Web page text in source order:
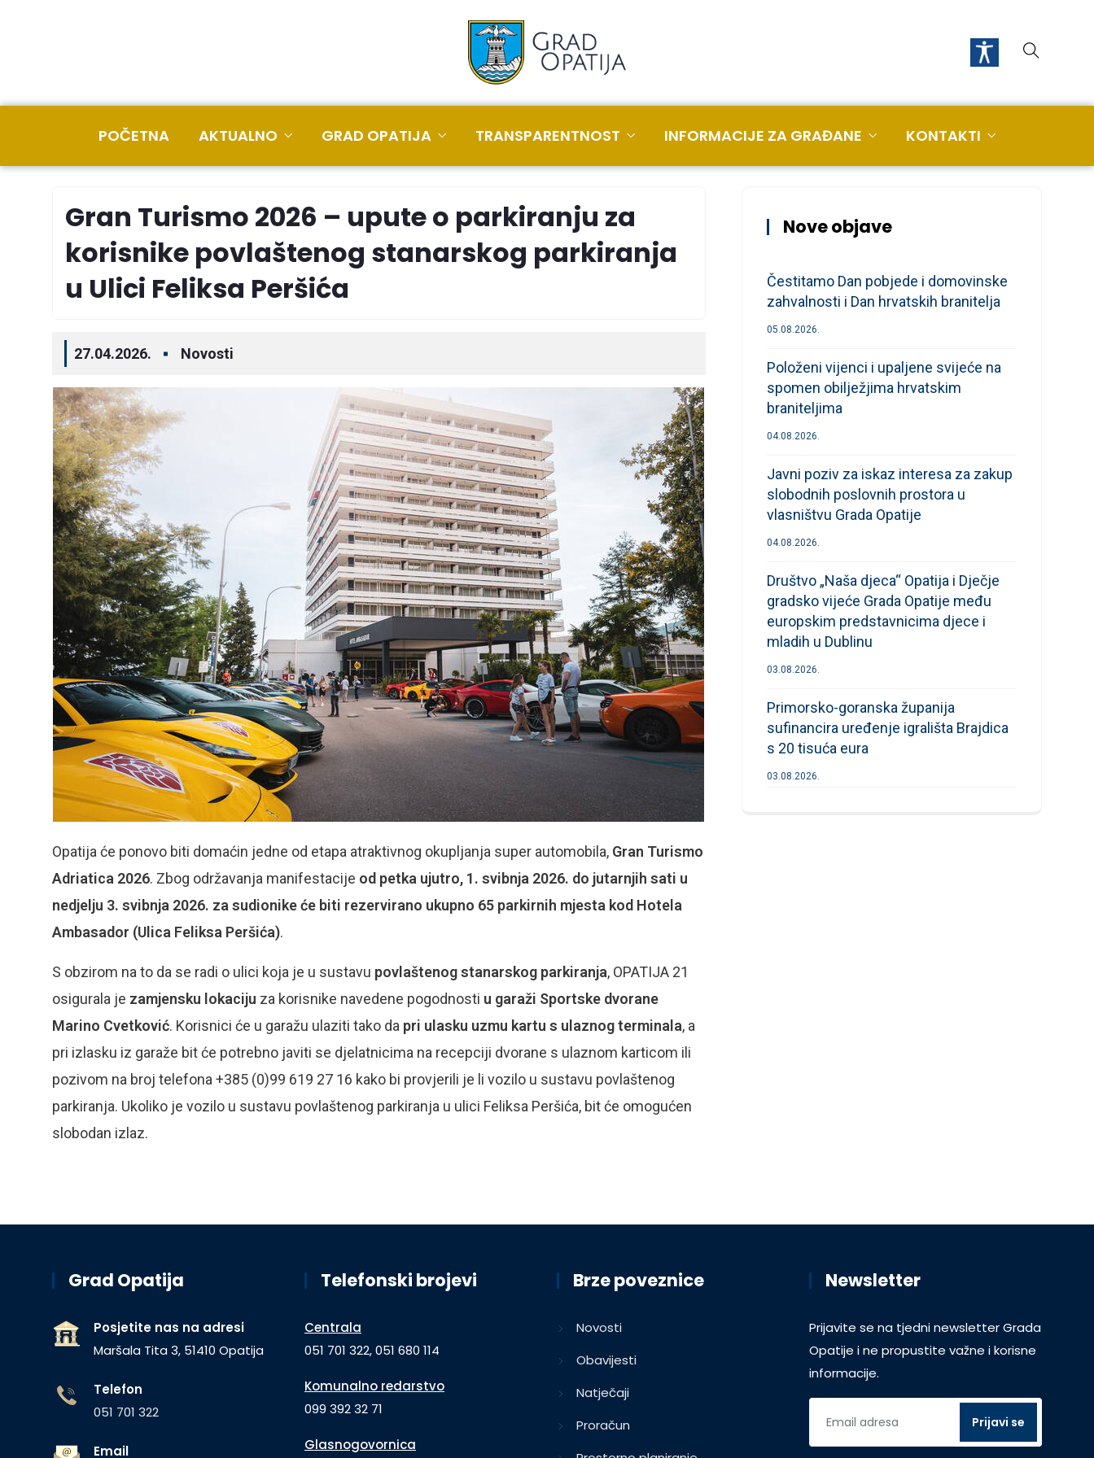
POČETNA AKTUALNO GRAD OPATIJA TRANSPARENTNOST INFORMACIJE ZA GRAĐANE KONTAKTI
Gran Turismo 2026 – upute o parkiranju za
korisnike povlaštenog stanarskog parkiranja
u Ulici Feliksa Peršića
27.04.2026. Novosti
Opatija će ponovo biti domaćin jedne od etapa atraktivnog okupljanja super automobila, Gran Turismo
Adriatica 2026. Zbog održavanja manifestacije od petka ujutro, 1. svibnja 2026. do jutarnjih sati u
nedjelju 3. svibnja 2026. za sudionike će biti rezervirano ukupno 65 parkirnih mjesta kod Hotela
Ambasador (Ulica Feliksa Peršića).
S obzirom na to da se radi o ulici koja je u sustavu povlaštenog stanarskog parkiranja, OPATIJA 21
osigurala je zamjensku lokaciju za korisnike navedene pogodnosti u garaži Sportske dvorane
Marino Cvetković. Korisnici će u garažu ulaziti tako da pri ulasku uzmu kartu s ulaznog terminala, a
pri izlasku iz garaže bit će potrebno javiti se djelatnicima na recepciji dvorane s ulaznom karticom ili
pozivom na broj telefona +385 (0)99 619 27 16 kako bi provjerili je li vozilo u sustavu povlaštenog
parkiranja. Ukoliko je vozilo u sustavu povlaštenog parkiranja u ulici Feliksa Peršića, bit će omogućen
slobodan izlaz.
Nove objave
Čestitamo Dan pobjede i domovinske
zahvalnosti i Dan hrvatskih branitelja
05.08.2026.
Položeni vijenci i upaljene svijeće na
spomen obilježjima hrvatskim
braniteljima
04.08.2026.
Javni poziv za iskaz interesa za zakup
slobodnih poslovnih prostora u
vlasništvu Grada Opatije
04.08.2026.
Društvo „Naša djeca“ Opatija i Dječje
gradsko vijeće Grada Opatije među
europskim predstavnicima djece i
mladih u Dublinu
03.08.2026.
Primorsko-goranska županija
sufinancira uređenje igrališta Brajdica
s 20 tisuća eura
03.08.2026.
Grad Opatija
Posjetite nas na adresi
Maršala Tita 3, 51410 Opatija
Telefon
051 701 322
Email
Telefonski brojevi
Centrala
051 701 322, 051 680 114
Komunalno redarstvo
099 392 32 71
Glasnogovornica
Brze poveznice
Novosti
Obavijesti
Natječaji
Proračun
Newsletter
Prijavite se na tjedni newsletter Grada
Opatije i ne propustite važne i korisne
informacije.